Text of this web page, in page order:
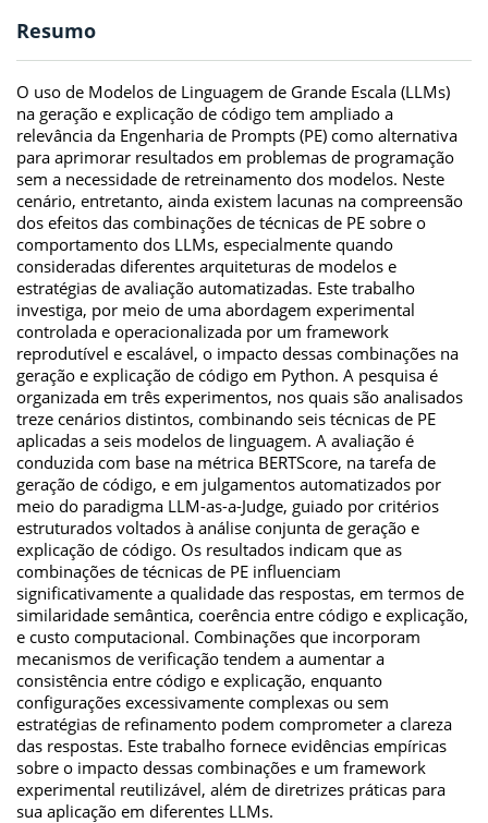
Resumo
O uso de Modelos de Linguagem de Grande Escala (LLMs)
na geração e explicação de código tem ampliado a
relevância da Engenharia de Prompts (PE) como alternativa
para aprimorar resultados em problemas de programação
sem a necessidade de retreinamento dos modelos. Neste
cenário, entretanto, ainda existem lacunas na compreensão
dos efeitos das combinações de técnicas de PE sobre o
comportamento dos LLMs, especialmente quando
consideradas diferentes arquiteturas de modelos e
estratégias de avaliação automatizadas. Este trabalho
investiga, por meio de uma abordagem experimental
controlada e operacionalizada por um framework
reprodutível e escalável, o impacto dessas combinações na
geração e explicação de código em Python. A pesquisa é
organizada em três experimentos, nos quais são analisados
treze cenários distintos, combinando seis técnicas de PE
aplicadas a seis modelos de linguagem. A avaliação é
conduzida com base na métrica BERTScore, na tarefa de
geração de código, e em julgamentos automatizados por
meio do paradigma LLM-as-a-Judge, guiado por critérios
estruturados voltados à análise conjunta de geração e
explicação de código. Os resultados indicam que as
combinações de técnicas de PE influenciam
significativamente a qualidade das respostas, em termos de
similaridade semântica, coerência entre código e explicação,
e custo computacional. Combinações que incorporam
mecanismos de verificação tendem a aumentar a
consistência entre código e explicação, enquanto
configurações excessivamente complexas ou sem
estratégias de refinamento podem comprometer a clareza
das respostas. Este trabalho fornece evidências empíricas
sobre o impacto dessas combinações e um framework
experimental reutilizável, além de diretrizes práticas para
sua aplicação em diferentes LLMs.